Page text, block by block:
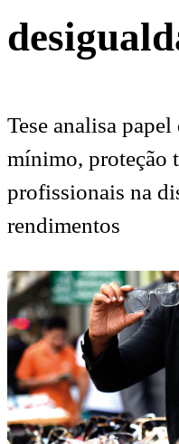
Tese analisa
mínimo, proteção
profissionais na
rendimentos